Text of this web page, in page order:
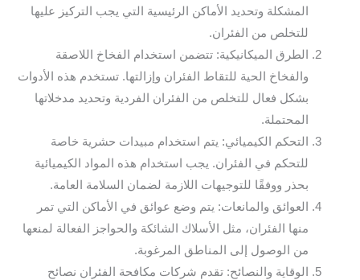
المشكلة وتحديد الأماكن الرئيسية التي يجب التركيز عليها
للتخلص من الفئران.
الطرق الميكانيكية: تتضمن استخدام الفخاخ اللاصقة
والفخاخ الحية للتقاط الفئران وإزالتها. تستخدم هذه الأدوات
بشكل فعال للتخلص من الفئران الفردية وتحديد مدخلاتها
المحتملة.
التحكم الكيميائي: يتم استخدام مبيدات حشرية خاصة
للتحكم في الفئران. يجب استخدام هذه المواد الكيميائية
بحذر ووفقًا للتوجيهات اللازمة لضمان السلامة العامة.
العوائق والمانعات: يتم وضع عوائق في الأماكن التي تمر
منها الفئران، مثل الأسلاك الشائكة والحواجز الفعالة لمنعها
من الوصول إلى المناطق المرغوبة.
الوقاية والنصائح: تقدم شركات مكافحة الفئران نصائح